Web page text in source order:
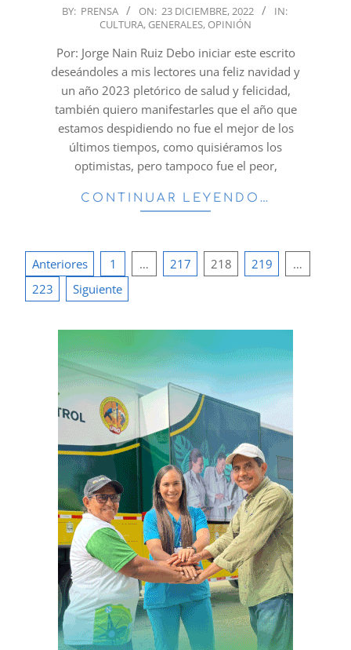
2022-
23
BY: PRENSA ON: 23 DICIEMBRE, 2022
IN:
CULTURA, GENERALES, OPINIÓN
Por: Jorge Nain Ruiz Debo iniciar este escrito
deseándoles a mis lectores una feliz navidad y
un año 2023 pletórico de salud y felicidad,
también quiero manifestarles que el año que
estamos despidiendo no fue el mejor de los
últimos tiempos, como quisiéramos los
optimistas, pero tampoco fue el peor,
CONTINUAR LEYENDO…
Paginación
de
Anteriores 1 … 217 218 219
…
223
Siguiente